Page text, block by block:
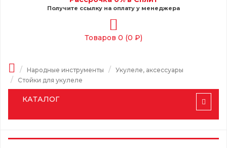
Получите ссылку на оплату у менеджера
Товаров 0 (0 ₽)
Народные инструменты
Укулеле, аксессуары
Стойки для укулеле
КАТАЛОГ